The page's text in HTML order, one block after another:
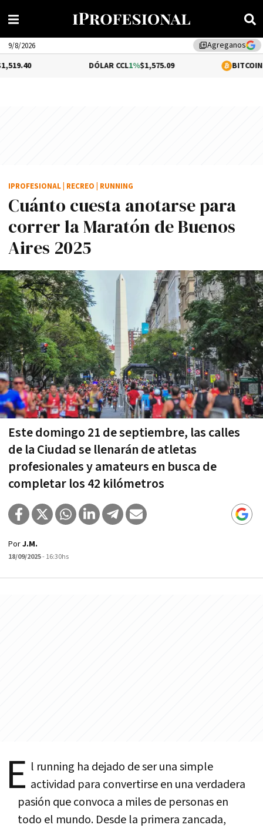
library_addAgreganos
9/8/2026
1%$1,575.09 0.05%
Cuánto cuesta anotarse para
correr la Maratón de Buenos
Aires 2025
Este domingo 21 de septiembre, las calles
de la Ciudad se llenarán de atletas
profesionales y amateurs en busca de
completar los 42 kilómetros
IPROFESIONAL RECREO RUNNING
PorJ.M.
18/09/2025- 16:30hs
E l running ha dejado de ser una simple
actividad para convertirse en una verdadera
pasión que convoca a miles de personas en
todo el mundo. Desde la primera zancada,